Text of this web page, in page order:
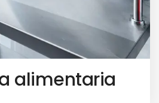
alimentaria